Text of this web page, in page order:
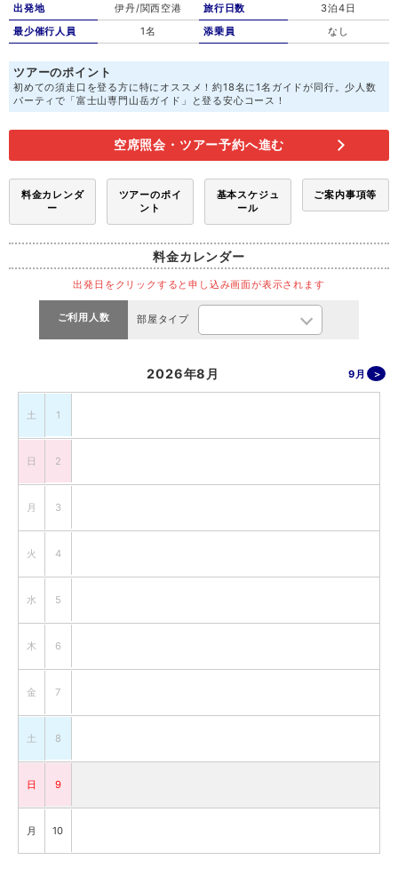
出発地
伊丹/関西空港
最少催行人員
1名
旅行日数
3泊4日
添乗員
なし
ツアーのポイント
初めての須走口を登る方に特にオススメ！約18名に1名ガイドが同行。少人数
パーティで「富士山専門山岳ガイド」と登る安心コース！
空席照会・ツアー予約へ進む
料金カレンダ
ー
ツアーのポイ
ント
基本スケジュ
ール
ご案内事項等
料金カレンダー
出発日をクリックすると申し込み画面が表示されます
ご利用人数 部屋タイプ
2026年8月 9月
土 1
日 2
月 3
火 4
水 5
木 6
金 7
土 8
日 9
月 10